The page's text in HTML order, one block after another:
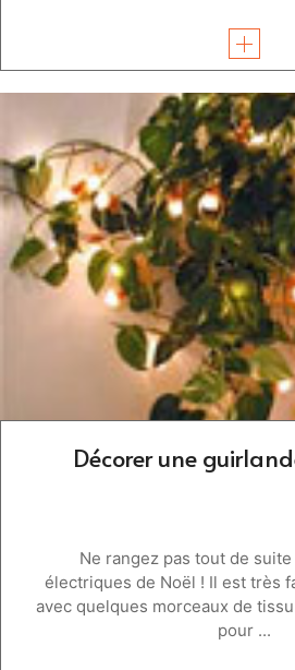
Décorer une
Ne rangez pas tout de
électriques de Noël ! Il est très
avec quelques morceaux de
pour ...